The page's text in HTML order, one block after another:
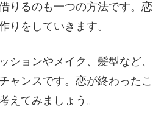
りるのも一つの方法です。恋
りをしていきます。
ションやメイク、髪型など、
ャンスです。恋が終わったこ
えてみましょう。